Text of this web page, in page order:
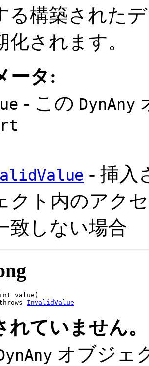
る構築された
化されます。
ータ:
- この DynAny
- 挿入
クト内のアク
致しない場合
value)
InvalidValue
れていません。
オブジェ